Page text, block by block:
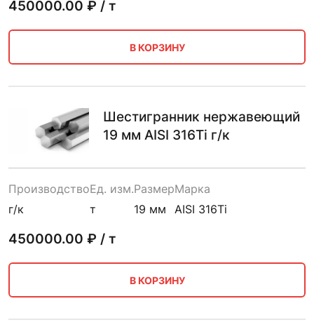
450000.00 ₽ / т
В КОРЗИНУ
Шестигранник нержавеющий
19 мм AISI 316Ti г/к
Производство
г/к
Ед. изм.
т
Размер
19 мм
Марка
AISI 316Ti
450000.00 ₽ / т
В КОРЗИНУ